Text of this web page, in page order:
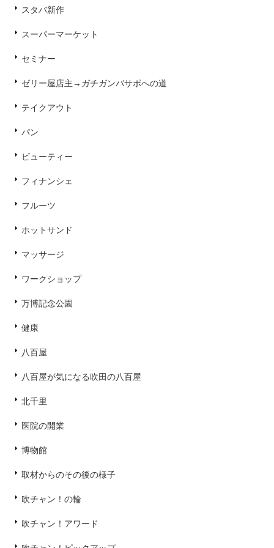
スタバ新作
スーパーマーケット
セミナー
ゼリー屋店主→ガチガンバサポへの道
テイクアウト
パン
ビューティー
フィナンシェ
フルーツ
ホットサンド
マッサージ
ワークショップ
万博記念公園
健康
八百屋
八百屋が気になる吹田の八百屋
北千里
医院の開業
博物館
取材からのその後の様子
吹チャン！の輪
吹チャン！アワード